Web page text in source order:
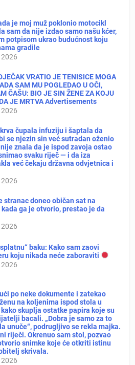
je moj muž poklonio motocikl
sam da nije izdao samo našu kćer,
potpisom ukrao budućnost koju
gradile
VRATIO JE TENISICE MOGA
SAM MU POGLEDAO U OČI,
ČAŠU: BIO JE SIN ŽENE ZA KOJU
JE MRTVA Advertisements
čupala infuziju i šaptala da
se njezin sin već sutradan oženio
znala da je ispod zavoja ostao
svaku riječ — i da iza
već čekaju državna odvjetnica i
stranac doneo običan sat na
ga je otvorio, prestao je da
baku: Kako sam zaovi
koju nikada neće zaboraviti
po neke dokumente i zatekao
na koljenima ispod stola u
skuplja ostatke papira koje su
bacali. „Dobra je samo za to
unuče“, podrugljivo se rekla majka.
riječi. Okrenuo sam stol, pozvao
snimke koje će otkriti istinu
skrivala.